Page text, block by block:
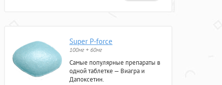
Super P-force
100мг + 60мг
Самые популярные препараты в
одной таблетке — Виагра и
Дапоксетин.